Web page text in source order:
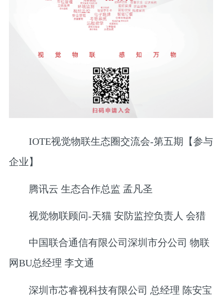
IOTE视觉物联生态圈交流会-第五期【参与
企业】
腾讯云 生态合作总监 孟凡圣
视觉物联顾问-天猫 安防监控负责人 会猎
中国联合通信有限公司深圳市分公司 物联
网BU总经理 李文通
深圳市芯睿视科技有限公司 总经理 陈安宝